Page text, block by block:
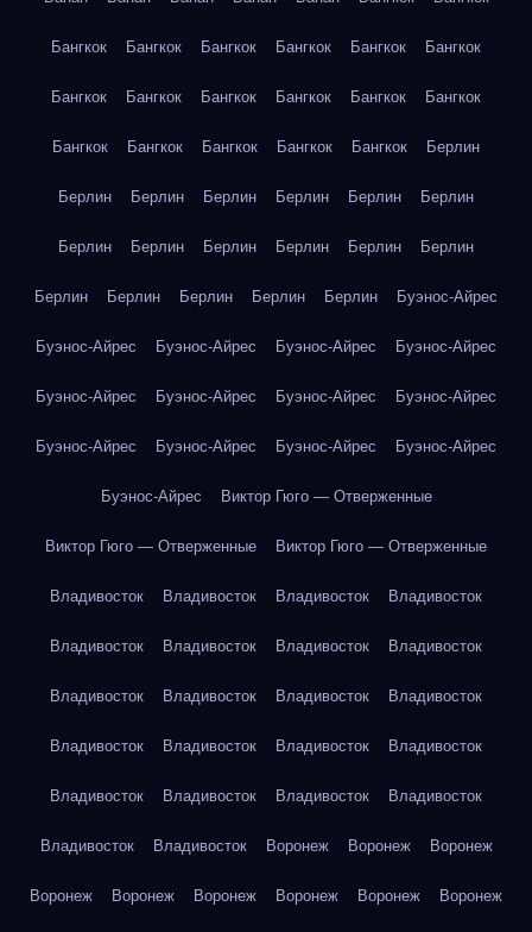
Бангкок Бангкок Бангкок Бангкок Бангкок Бангкок
Бангкок Бангкок Бангкок Бангкок Бангкок Бангкок
Бангкок Бангкок Бангкок Бангкок Бангкок Берлин
Берлин Берлин Берлин Берлин Берлин Берлин
Берлин Берлин Берлин Берлин Берлин Берлин
Берлин Берлин Берлин Берлин Берлин Буэнос-Айрес
Буэнос-Айрес Буэнос-Айрес Буэнос-Айрес Буэнос-Айрес
Буэнос-Айрес Буэнос-Айрес Буэнос-Айрес Буэнос-Айрес
Буэнос-Айрес Буэнос-Айрес Буэнос-Айрес Буэнос-Айрес
Буэнос-Айрес Виктор Гюго — Отверженные
Виктор Гюго — Отверженные Виктор Гюго — Отверженные
Владивосток Владивосток Владивосток Владивосток
Владивосток Владивосток Владивосток Владивосток
Владивосток Владивосток Владивосток Владивосток
Владивосток Владивосток Владивосток Владивосток
Владивосток Владивосток Владивосток Владивосток
Владивосток Владивосток Воронеж Воронеж Воронеж
Воронеж Воронеж Воронеж Воронеж Воронеж Воронеж